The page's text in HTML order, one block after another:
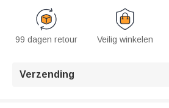
99 dagen retour Veilig winkelen
Verzending